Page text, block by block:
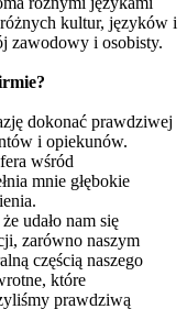
kultur, języków i
zawodowy i osobisty.
dokonać prawdziwej
i opiekunów.
wśród
mnie głębokie
udało nam się
zarówno naszym
częścią naszego
które
prawdziwą